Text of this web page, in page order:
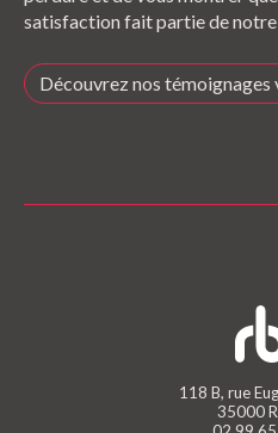
satisfaction fait partie de
Découvrez nos témoignages
118 B, rue
35000